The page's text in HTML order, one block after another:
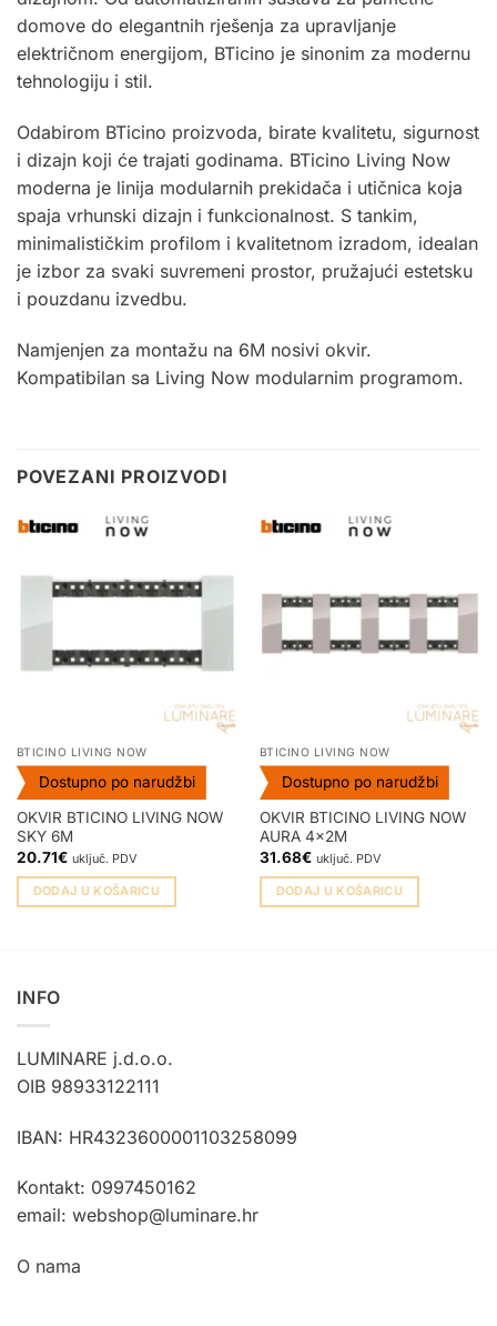
domove do elegantnih rješenja za upravljanje
električnom energijom, BTicino je sinonim za modernu
tehnologiju i stil.
Odabirom BTicino proizvoda, birate kvalitetu, sigurnost
i dizajn koji će trajati godinama. BTicino Living Now
moderna je linija modularnih prekidača i utičnica koja
spaja vrhunski dizajn i funkcionalnost. S tankim,
minimalističkim profilom i kvalitetnom izradom, idealan
je izbor za svaki suvremeni prostor, pružajući estetsku
i pouzdanu izvedbu.
Namjenjen za montažu na 6M nosivi okvir.
Kompatibilan sa Living Now modularnim programom.
POVEZANI PROIZVODI
BTICINO LIVING NOW
Dostupno po narudžbi
OKVIR BTICINO LIVING NOW
SKY 6M
20.71€ uključ. PDV
DODAJ U KOŠARICU
BTICINO LIVING NOW
Dostupno po narudžbi
OKVIR BTICINO LIVING NOW
AURA 4x2M
31.68€ uključ. PDV
DODAJ U KOŠARICU
INFO
LUMINARE j.d.o.o.
OIB 98933122111
IBAN: HR4323600001103258099
Kontakt: 0997450162
email: webshop@luminare.hr
O nama